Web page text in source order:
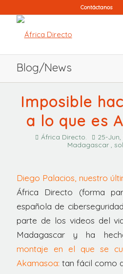
Contáctanos
Blog/News
Imposible
a lo que es
África Directo. 25-Jun,
Madagascar ,
Diego Palacios, nuestro
África Directo (forma
española de
parte de los videos del
Madagascar y ha
montaje en el que se
Akamasoa: tan fácil como